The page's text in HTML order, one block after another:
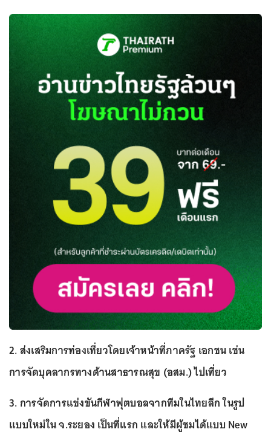
2. ส่งเสริมการท่องเที่ยวโดยเจ้าหน้าที่ภาครัฐ เอกชน เช่น
การจัดบุคลากรทางด้านสาธารณสุข (อสม.) ไปเที่ยว
3. การจัดการแข่งขันกีฬาฟุตบอลจากทีมในไทยลีก ในรูป
แบบใหม่ใน จ.ระยอง เป็นที่แรก และให้มีผู้ชมได้แบบ New